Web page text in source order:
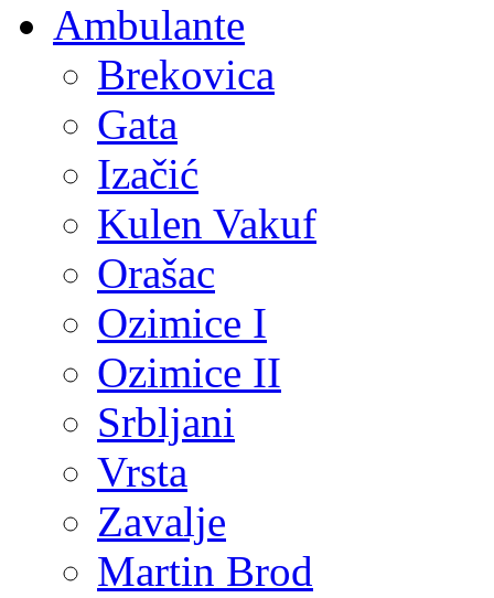
Ambulante
Brekovica
Gata
Izačić
Kulen Vakuf
Orašac
Ozimice I
Ozimice II
Srbljani
Vrsta
Zavalje
Martin Brod